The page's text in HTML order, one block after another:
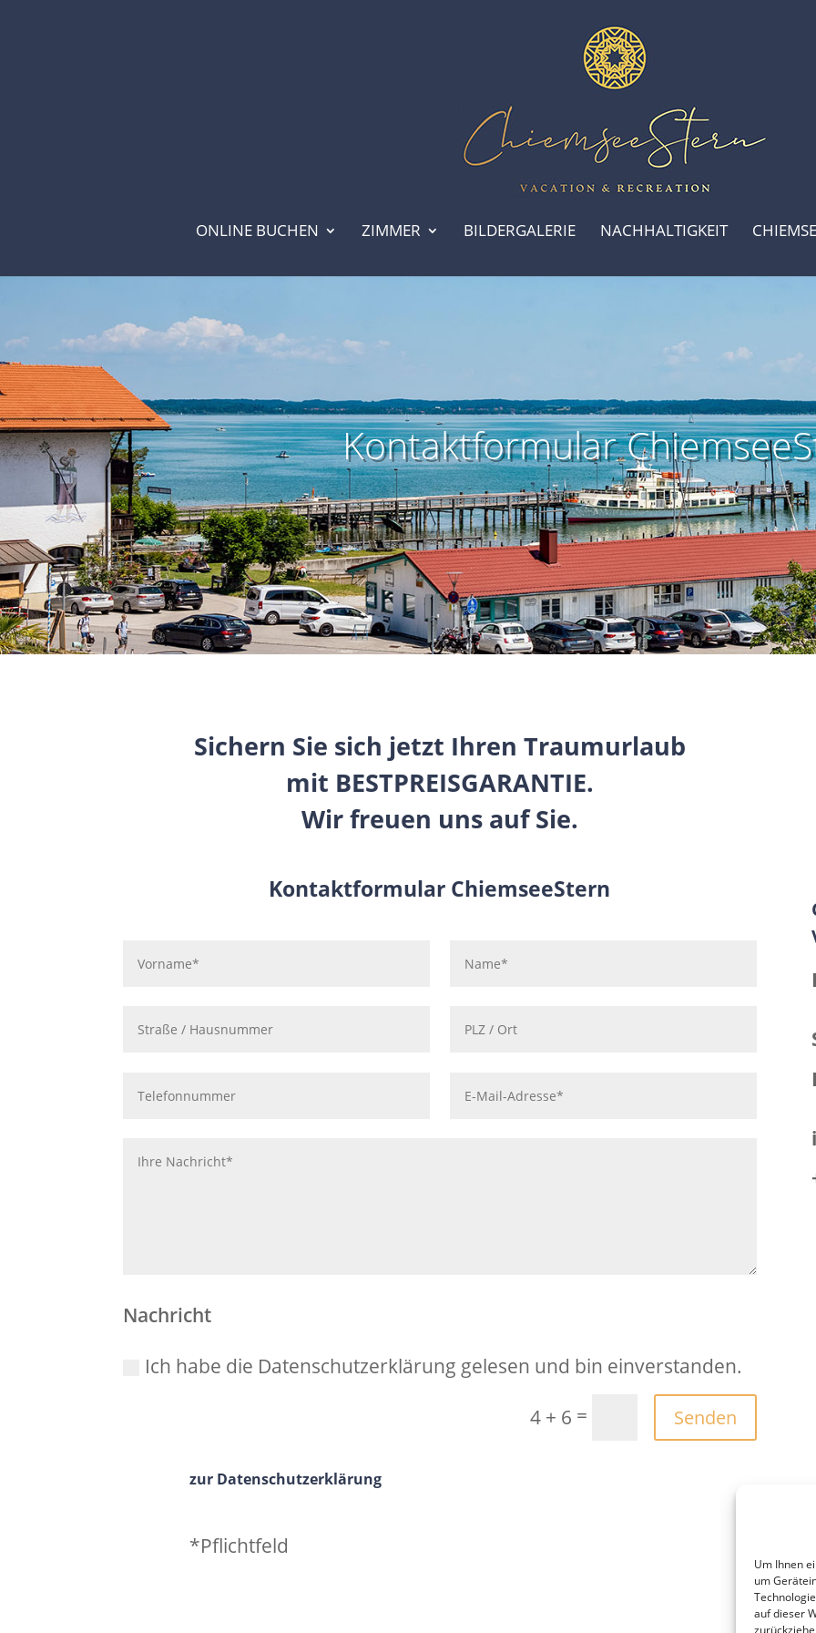
Um Ihnen
um
auf dieser
ONLINE BUCHEN ZIMMER BILDERGALERIE NACHHALTIGKEIT
Kontaktformular
Sichern Sie sich jetzt Ihren Traumurlaub
mit BESTPREISGARANTIE.
Wir freuen uns auf Sie.
Kontaktformular ChiemseeStern
Nachricht
Ich habe die Datenschutzerklärung gelesen und bin einverstanden.
4 + 6 = Senden
zur Datenschutzerklärung
*Pflichtfeld